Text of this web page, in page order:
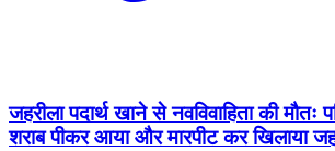
जहरीला पदार्थ खाने से नवविवाहिता की मौतः
शराब पीकर आया और मारपीट कर खिलाया